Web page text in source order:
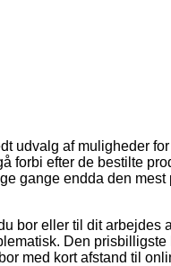
udvalg af muligheder
forbi efter de bestilte
gange endda den mest
bor eller til dit arbejdes
Den
med kort afstand til